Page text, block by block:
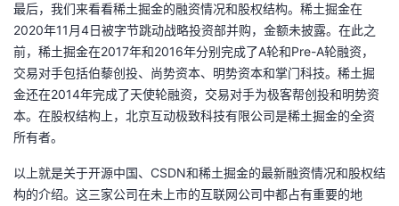
最后，我们来看看稀土掘金的融资情况和股权结构。稀土掘金在
2020年11月4日被字节跳动战略投资部并购，金额未披露。在此之
前，稀土掘金在2017年和2016年分别完成了A轮和Pre-A轮融资，
交易对手包括伯藜创投、尚势资本、明势资本和掌门科技。稀土掘
金还在2014年完成了天使轮融资，交易对手为极客帮创投和明势资
本。在股权结构上，北京互动极致科技有限公司是稀土掘金的全资
所有者。
以上就是关于开源中国、CSDN和稀土掘金的最新融资情况和股权结
构的介绍。这三家公司在未上市的互联网公司中都占有重要的地